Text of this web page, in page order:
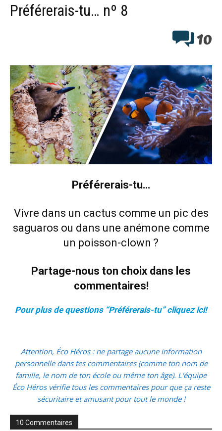
Préférerais-tu… nº 8
10
Préférerais-tu…
Vivre dans un cactus comme un pic des
saguaros ou dans une anémone comme
un poisson-clown ?
Partage-nous ton choix dans les
commentaires!
Pour plus de questions “Préférerais-tu”cliquez ici!
Attention, Éco Héros : ne partage aucune information
personnelle dans tes commentaires (comme ton nom de
famille, le nom de ton école ou même ton âge). L'équipe
Éco Héros vérifie tous les commentaires pour que ça reste
sécuritaire et amusant pour tout le monde !
10 Commentaires